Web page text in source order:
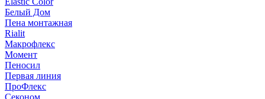
Белый Дом
Пена монтажная
Rialit
Макрофлекс
Момент
Пеносил
Первая линия
ПроФлекс
Секоном